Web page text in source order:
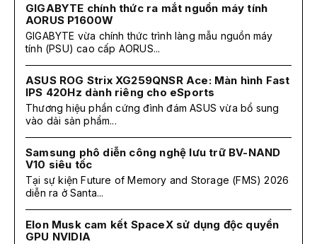
GIGABYTE chính thức ra mắt nguồn máy tính
AORUS P1600W
GIGABYTE vừa chính thức trình làng mẫu nguồn máy
tính (PSU) cao cấp AORUS...
ASUS ROG Strix XG259QNSR Ace: Màn hình Fast
IPS 420Hz dành riêng cho eSports
Thương hiệu phần cứng đình đám ASUS vừa bổ sung
vào dải sản phẩm...
Samsung phô diễn công nghệ lưu trữ BV-NAND
V10 siêu tốc
Tại sự kiện Future of Memory and Storage (FMS) 2026
diễn ra ở Santa...
Elon Musk cam kết SpaceX sử dụng độc quyền
GPU NVIDIA